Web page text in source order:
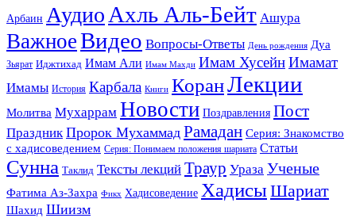
Арбаин Аудио Ахль Аль-Бейт Ашура
ВажноеВидео Вопросы-Ответы День рождения Дуа
Зьярат Иджтихад Имам Али Имам Махди Имам ХусейнИмамат
Имамы История Карбала Книги КоранЛекции
Молитва Мухаррам Новости Поздравления Пост
Праздник Пророк Мухаммад Рамадан Серия: Знакомство
с хадисоведением Серия: Понимаем положения шариата Статьи
Сунна Таклид Тексты лекций Траур Ураза Ученые
Фатима Аз-Захра Фикх Хадисоведение ХадисыШариат
Шахид Шиизм